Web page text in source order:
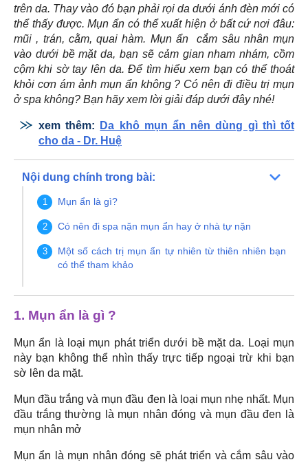
trên da. Thay vào đó bạn phải rọi da dưới ánh đèn mới có
thể thấy được. Mụn ẩn có thể xuất hiện ở bất cứ nơi đâu:
mũi , trán, cằm, quai hàm. Mụn ẩn cắm sâu nhân mụn
vào dưới bề mặt da, bạn sẽ cảm gian nham nhám, cồm
cộm khi sờ tay lên da. Để tìm hiểu xem bạn có thể thoát
khỏi cơn ám ảnh mụn ẩn không ? Có nên đi điều trị mụn
ở spa không? Bạn hãy xem lời giải đáp dưới đây nhé!
xem thêm:
Da khô mụn ẩn nên dùng gì thì tốt
cho da - Dr. Huệ
Nội dung chính trong bài:
Mụn ẩn là gì?
Có nên đi spa nặn mụn ẩn hay ở nhà tự nặn
Một số cách trị mụn ẩn tự nhiên từ thiên nhiên bạn
có thể tham khảo
1. Mụn ẩn là gì ?
Mụn ẩn là loại mụn phát triển dưới bề mặt da. Loại mụn
này bạn không thể nhìn thấy trực tiếp ngoại trừ khi bạn
sờ lên da mặt.
Mụn đầu trắng và mụn đầu đen là loại mụn nhẹ nhất. Mụn
đầu trắng thường là mụn nhân đóng và mụn đầu đen là
mụn nhân mở
Mụn ẩn là mụn nhân đóng sẽ phát triển và cắm sâu vào